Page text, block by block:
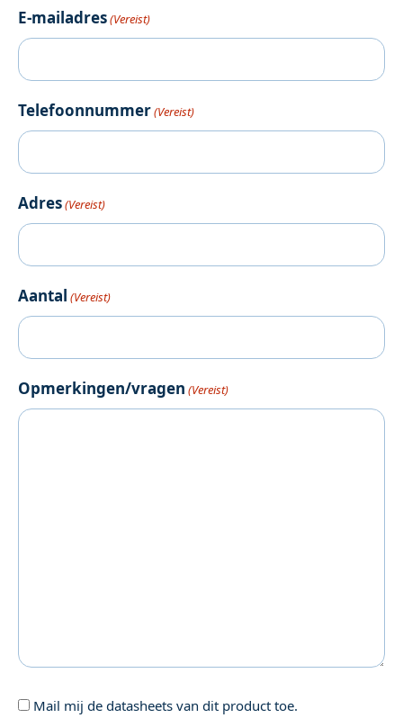
E-mailadres(Vereist)
Telefoonnummer(Vereist)
Adres(Vereist)
Aantal (Vereist)
Opmerkingen/vragen (Vereist)
Geen
Mail mij de datasheets van dit product toe.